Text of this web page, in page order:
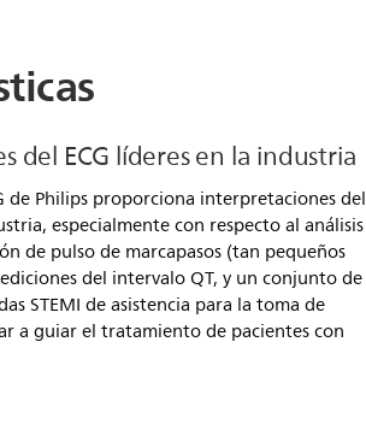
del ECG líderes en la industria
de Philips proporciona interpretaciones del
especialmente con respecto al análisis
de pulso de marcapasos (tan pequeños
del intervalo QT, y un conjunto de
STEMI de asistencia para la toma de
a guiar el tratamiento de pacientes con